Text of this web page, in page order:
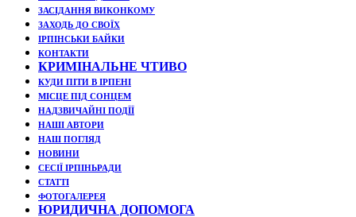
ЗАСІДАННЯ ВИКОНКОМУ
ЗАХОДЬ ДО СВОЇХ
ІРПІНСЬКИ БАЙКИ
КОНТАКТИ
КРИМІНАЛЬНЕ ЧТИВО
КУДИ ПІТИ В ІРПЕНІ
МІСЦЕ ПІД СОНЦЕМ
НАДЗВИЧАЙНІ ПОДЇЇ
НАШІ АВТОРИ
НАШ ПОГЛЯД
НОВИНИ
СЕСІЇ ІРПІНЬРАДИ
СТАТТІ
ФОТОГАЛЕРЕЯ
ЮРИДИЧНА ДОПОМОГА